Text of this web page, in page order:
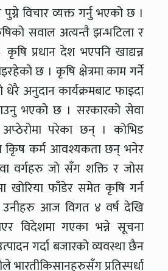
विचार व्यक्त गर्नु भएको छ ।
सवाल अत्यन्तै झन्भटिला र
कृषि प्रधान देश भएपनि खाद्यन्न
छ । कृषि क्षेत्रमा काम गर्ने
अनुदान कार्यक्रमबाट फाइदा
भएको छ । सरकारको सेवा
अप्ठेरोमा परेका छन् । कोभिड
कृिष कर्म आवश्यकता छन् भनेर
वर्गहरु जो सँग शक्ति र जोस
फाँडेर समेत कृषि गर्न
उनीहरु आज विगत ४ वर्ष देखि
विदेशमा गएका भन्ने सूचना
गर्दा बजारको व्यवस्था छैन
भारतीकिसानहरुसँग प्रतिस्पर्धा